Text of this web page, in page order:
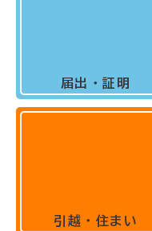
届出・証明
引越・住まい